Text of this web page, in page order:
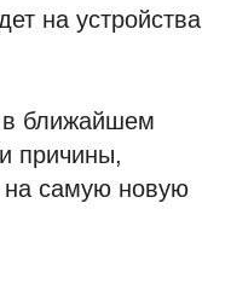
на устройства
ближайшем
причины,
на самую новую